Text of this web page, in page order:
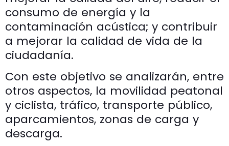
consumo de energía y la
contaminación acústica; y contribuir
a mejorar la calidad de vida de la
ciudadanía.
Con este objetivo se analizarán, entre
otros aspectos, la movilidad peatonal
y ciclista, tráfico, transporte público,
aparcamientos, zonas de carga y
descarga.